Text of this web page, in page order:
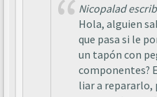
Nicopalad
Hola, alguien
que pasa si le
un tapón con
componentes?
liar a repararlo,